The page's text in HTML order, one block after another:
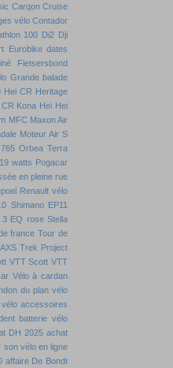
Carqon Cruise
vélo Contador
100 Di2 Dji
Eurobike dates
Fietsersbond
Grande balade
Hei CR Heritage
Kona Hei Hei
MFC Maxon Air
Moteur Air S
Orbea Terra
watts Pogacar
en pleine rue
Renault vélo
Shimano EP11
3 EQ rose Stella
france Tour de
Trek Project
VTT Scott VTT
Vélo à cardan
du plan vélo
accessoires
batterie vélo
DH 2025 achat
son vélo en ligne
affaire De Bondt